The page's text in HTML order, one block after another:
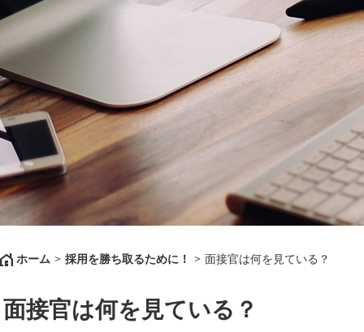
ホーム > 採用を勝ち取るために！ > 面接官は何を見ている？
面接官は何を見ている？